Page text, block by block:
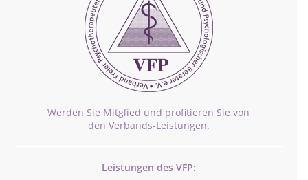
Werden Sie Mitglied und profitieren Sie von
den Verbands-Leistungen.
Leistungen des VFP: